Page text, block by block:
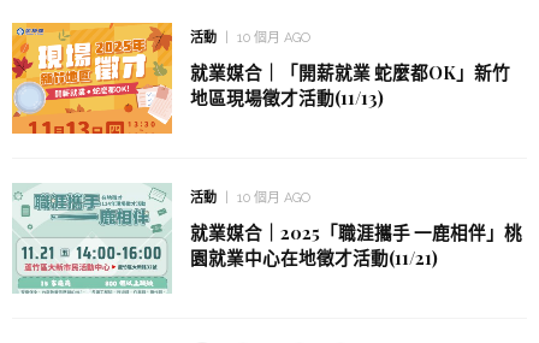
活動 10 個月 AGO
就業媒合｜「開薪就業 蛇麼都OK」新竹
地區現場徵才活動(11/13)
活動 10 個月 AGO
就業媒合｜2025「職涯攜手 一鹿相伴」桃
園就業中心在地徵才活動(11/21)